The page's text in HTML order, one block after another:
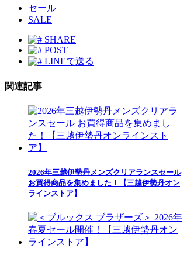
セール
SALE
SHARE
POST
LINEで送る
関連記事
2026年三越伊勢丹メンズクリアランスセール
お買得商品を集めました！【三越伊勢丹オン
ラインストア】